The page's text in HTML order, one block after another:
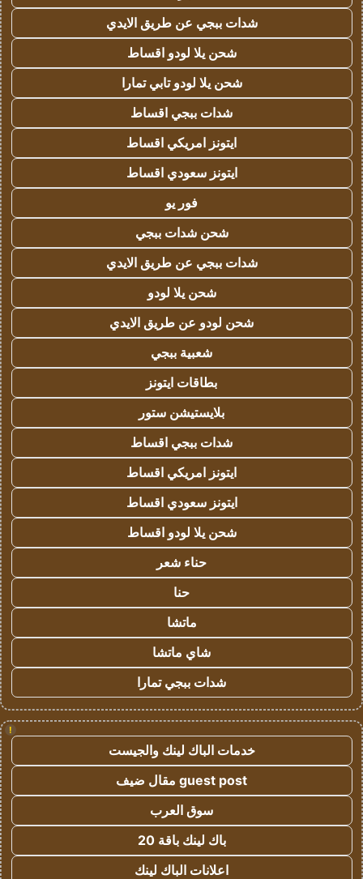
شدات ببجي عن طريق الايدي
شحن يلا لودو اقساط
شحن يلا لودو تابي تمارا
شدات ببجي اقساط
ايتونز امريكي اقساط
ايتونز سعودي اقساط
فور يو
شحن شدات ببجي
شدات ببجي عن طريق الايدي
شحن يلا لودو
شحن لودو عن طريق الايدي
شعبية ببجي
بطاقات ايتونز
بلايستيشن ستور
شدات ببجي اقساط
ايتونز امريكي اقساط
ايتونز سعودي اقساط
شحن يلا لودو اقساط
حناء شعر
حنا
ماتشا
شاي ماتشا
شدات ببجي تمارا
!
خدمات الباك لينك والجيست
guest post مقال ضيف
سوق العرب
باك لينك باقة 20
اعلانات الباك لينك